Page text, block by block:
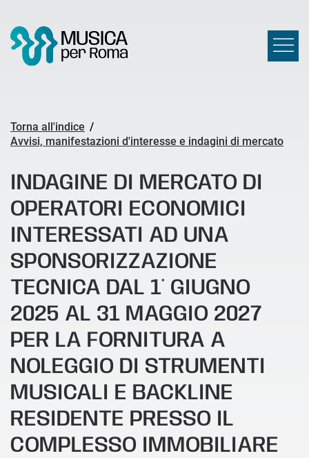
Torna all'indice /
Avvisi, manifestazioni d'interesse e indagini di mercato
INDAGINE DI MERCATO DI
OPERATORI ECONOMICI
INTERESSATI AD UNA
SPONSORIZZAZIONE
TECNICA DAL 1° GIUGNO
2025 AL 31 MAGGIO 2027
PER LA FORNITURA A
NOLEGGIO DI STRUMENTI
MUSICALI E BACKLINE
RESIDENTE PRESSO IL
COMPLESSO IMMOBILIARE